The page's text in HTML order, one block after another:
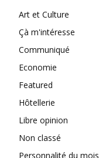
Art et Culture
Çà m'intéresse
Communiqué
Economie
Featured
Hôtellerie
Libre opinion
Non classé
Personnalité du mois